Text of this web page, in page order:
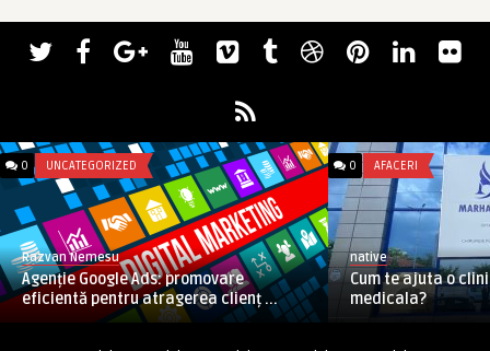
0 UNCATEGORIZED
Razvan Nemesu
Agenție Google Ads: promovare
eficientă pentru atragerea clienț ...
0 AFACERI
native
Cum te ajuta o
medicala?